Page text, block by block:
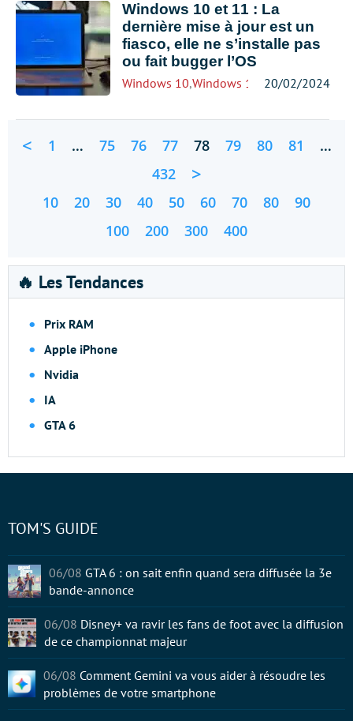
Windows 10 et 11 : La
dernière mise à jour est un
fiasco, elle ne s’installe pas
ou fait bugger l’OS
Windows 10,Windows 11 20/02/2024
< 1 … 75 76 77 78 79 80 81
…
432
>
10 20 30 40 50 60 70 80
90
100
200 300 400
🔥 Les Tendances
Prix RAM
Apple iPhone
Nvidia
IA
GTA 6
TOM'S GUIDE
06/08 GTA 6 : on sait enfin quand sera diffusée la 3e
bande-annonce
06/08 Disney+ va ravir les fans de foot avec la diffusion
de ce championnat majeur
06/08 Comment Gemini va vous aider à résoudre les
problèmes de votre smartphone